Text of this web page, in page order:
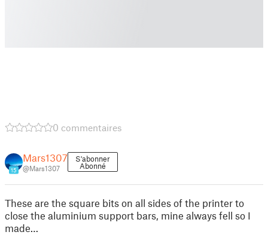
0 commentaires
15
Mars1307
@Mars1307
S'abonner
Abonné
These are the square bits on all sides of the printer to
close the aluminium support bars, mine always fell so I
made…